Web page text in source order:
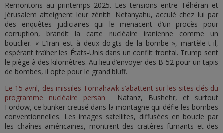
Remontons au printemps 2025. Les tensions entre Téhéran et
Jérusalem atteignent leur zénith. Netanyahu, acculé chez lui par
des enquêtes judiciaires qui le menacent d’un procès pour
corruption, brandit la carte nucléaire iranienne comme un
bouclier. « L’Iran est à deux doigts de la bombe », martèle-t-il,
espérant traîner les États-Unis dans un conflit frontal. Trump sent
le piège à des kilomètres. Au lieu d’envoyer des B-52 pour un tapis
de bombes, il opte pour le grand bluff.
Le 15 avril, des missiles Tomahawk s’abattent sur les sites clés du
programme nucléaire persan : Natanz, Bushehr, et surtout
Fordow, ce bunker creusé dans la montagne qui défie les bombes
conventionnelles. Les images satellites, diffusées en boucle par
les chaînes américaines, montrent des cratères fumants et des